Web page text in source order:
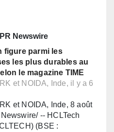
Newswire
figure parmi les
les plus durables au
le magazine TIME
et NOIDA, Inde, il y a 6
et NOIDA, Inde, 8 août
-- HCLTech
(BSE :